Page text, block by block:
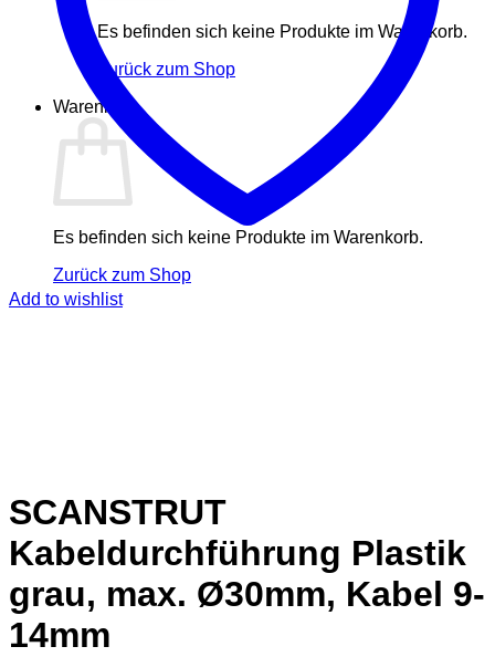
Es befinden sich keine Produkte im Warenkorb.
Zurück zum Shop
Warenkorb
Es befinden sich keine Produkte im Warenkorb.
Zurück zum Shop
Add to wishlist
SCANSTRUT
Kabeldurchführung Plastik
grau, max. Ø30mm, Kabel 9-
14mm